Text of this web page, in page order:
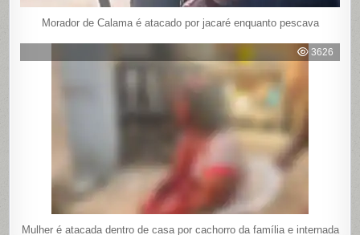
Morador de Calama é atacado por jacaré enquanto pescava
3626
Mulher é atacada dentro de casa por cachorro da família e internada